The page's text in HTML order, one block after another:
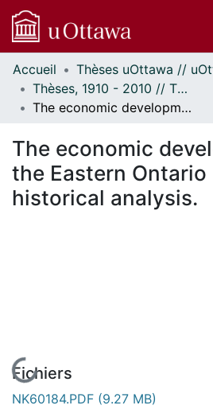
Communautés
et collections
Parcourir
À propos
Accueil
Thèses, 1910 - 2010 // Theses, 1910 - 2010
The economic development of the Eastern Ontario Region an historical analysis.
The economic
the Eastern Ontario
historical analysis.
En cours de chargement...
Fichiers
NK60184.PDF (9.27 MB)